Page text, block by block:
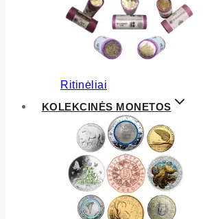
Ritinėliai
KOLEKCINĖS MONETOS